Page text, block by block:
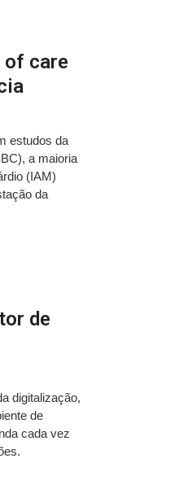
of care
estudos da
a maioria
(IAM)
da
de
digitalização,
de
cada vez